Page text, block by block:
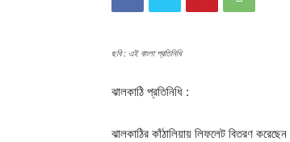
ছবি : এই বাংলা প্রতিনিধি
ঝালকাঠি প্রতিনিধি :
ঝালকাঠির কাঁঠালিয়ায় লিফলেট বিতরণ